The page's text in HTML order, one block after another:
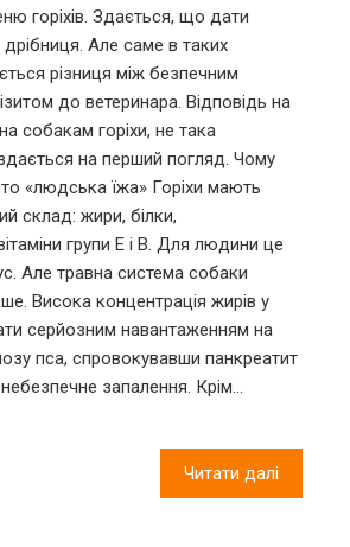
горіхів. Здається, що дати
Але саме в таких
різниця між безпечним
до ветеринара. Відповідь на
собакам горіхи, не така
на перший погляд. Чому
«людська їжа» Горіхи мають
склад: жири, білки,
групи E і B. Для людини це
Але травна система собаки
Висока концентрація жирів у
серйозним навантаженням на
пса, спровокувавши панкреатит
запалення. Крім…
Читати далі